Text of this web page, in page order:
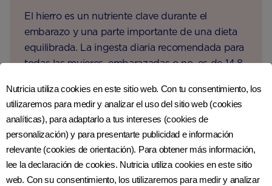
El hierro es un nutriente clave durante el
embarazo y una parte importante de una dieta
equilibrada. La ingesta diaria recomendada para
todas las mujeres, embarazadas o no, es de 14,8
hierro para transportar oxígeno por su
cuerpo10 y hasta tu bebé. El hierro también
contribuye a la función cognitiva normal de tu
bebé
Nutricia utiliza cookies en este sitio web. Con tu consentimiento, los
utilizaremos para medir y analizar el uso del sitio web (cookies
analíticas), para adaptarlo a tus intereses (cookies de
personalización) y para presentarte publicidad e información
relevante (cookies de orientación). Para obtener más información,
lee la declaración de cookies. Nutricia utiliza cookies en este sitio
web. Con su consentimiento, los utilizaremos para medir y analizar